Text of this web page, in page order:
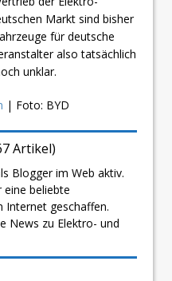
Markt sind bisher
für deutsche
also tatsächlich
unklar.
| Foto: BYD
Artikel)
Blogger im Web aktiv.
beliebte
Internet geschaffen.
News zu Elektro- und